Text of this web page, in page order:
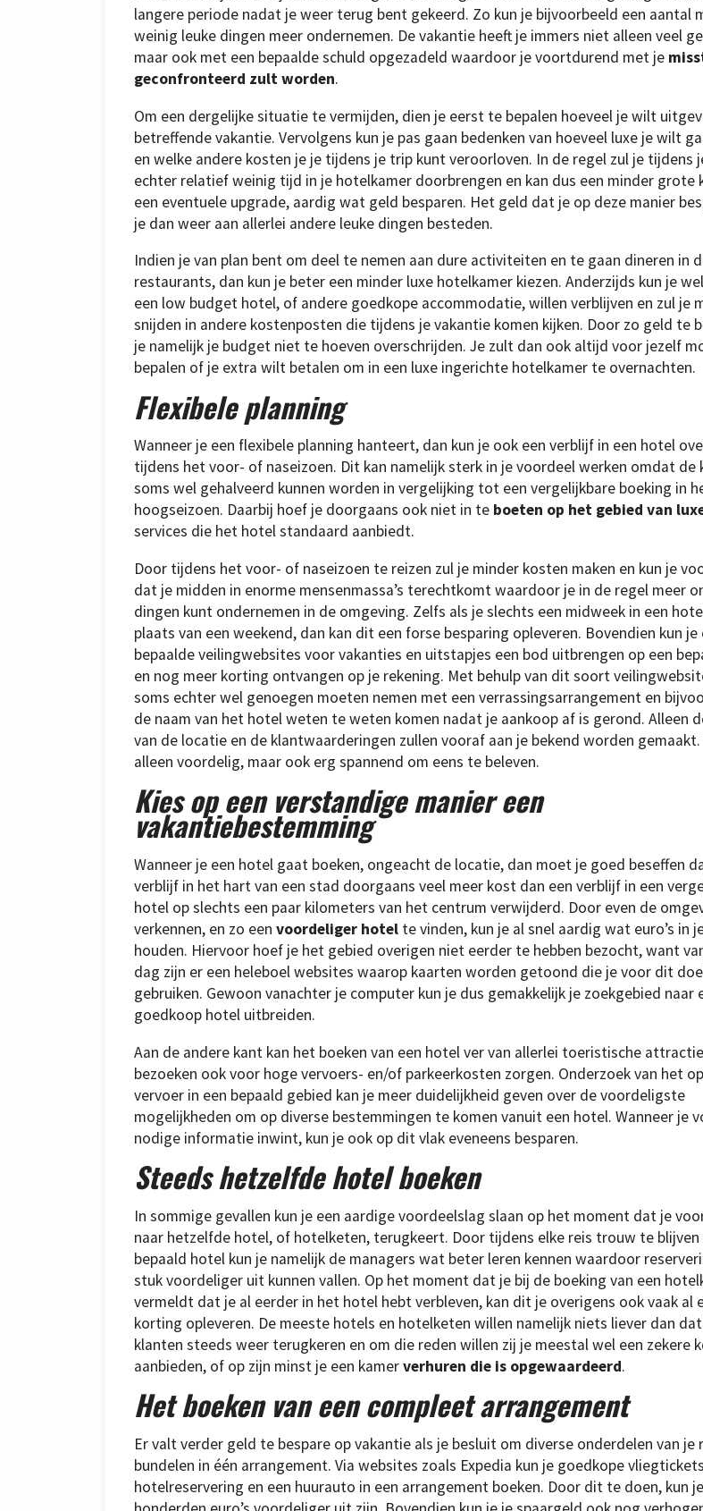
langere periode nadat je weer terug bent gekeerd. Zo kun je bijvoorbeeld een aantal
weinig leuke dingen meer ondernemen. De vakantie heeft je immers niet alleen veel
maar ook met een bepaalde schuld opgezadeld waardoor je voortdurend met je
geconfronteerd zult worden.
Om een dergelijke situatie te vermijden, dien je eerst te bepalen hoeveel je wilt
betreffende vakantie. Vervolgens kun je pas gaan bedenken van hoeveel luxe je wilt
en welke andere kosten je je tijdens je trip kunt veroorloven. In de regel zul je tijdens
echter relatief weinig tijd in je hotelkamer doorbrengen en kan dus een minder grote
een eventuele upgrade, aardig wat geld besparen. Het geld dat je op deze manier
je dan weer aan allerlei andere leuke dingen besteden.
Indien je van plan bent om deel te nemen aan dure activiteiten en te gaan dineren in
restaurants, dan kun je beter een minder luxe hotelkamer kiezen. Anderzijds kun je
een low budget hotel, of andere goedkope accommodatie, willen verblijven en zul je
snijden in andere kostenposten die tijdens je vakantie komen kijken. Door zo geld te
je namelijk je budget niet te hoeven overschrijden. Je zult dan ook altijd voor jezelf
bepalen of je extra wilt betalen om in een luxe ingerichte hotelkamer te overnachten.
Flexibele planning
Wanneer je een flexibele planning hanteert, dan kun je ook een verblijf in een hotel
tijdens het voor- of naseizoen. Dit kan namelijk sterk in je voordeel werken omdat de
soms wel gehalveerd kunnen worden in vergelijking tot een vergelijkbare boeking in
hoogseizoen. Daarbij hoef je doorgaans ook niet in te boeten op het gebied van
services die het hotel standaard aanbiedt.
Door tijdens het voor- of naseizoen te reizen zul je minder kosten maken en kun je
dat je midden in enorme mensenmassa’s terechtkomt waardoor je in de regel meer
dingen kunt ondernemen in de omgeving. Zelfs als je slechts een midweek in een
plaats van een weekend, dan kan dit een forse besparing opleveren. Bovendien kun je
bepaalde veilingwebsites voor vakanties en uitstapjes een bod uitbrengen op een
en nog meer korting ontvangen op je rekening. Met behulp van dit soort
soms echter wel genoegen moeten nemen met een verrassingsarrangement en
de naam van het hotel weten te weten komen nadat je aankoop af is gerond. Alleen
van de locatie en de klantwaarderingen zullen vooraf aan je bekend worden
alleen voordelig, maar ook erg spannend om eens te beleven.
Kies op een verstandige manier een
vakantiebestemming
Wanneer je een hotel gaat boeken, ongeacht de locatie, dan moet je goed beseffen
verblijf in het hart van een stad doorgaans veel meer kost dan een verblijf in een
hotel op slechts een paar kilometers van het centrum verwijderd. Door even de
verkennen, en zo een voordeliger hotel te vinden, kun je al snel aardig wat euro’s in
houden. Hiervoor hoef je het gebied overigen niet eerder te hebben bezocht, want
dag zijn er een heleboel websites waarop kaarten worden getoond die je voor dit
gebruiken. Gewoon vanachter je computer kun je dus gemakkelijk je zoekgebied naar
goedkoop hotel uitbreiden.
Aan de andere kant kan het boeken van een hotel ver van allerlei toeristische
bezoeken ook voor hoge vervoers- en/of parkeerkosten zorgen. Onderzoek van het
vervoer in een bepaald gebied kan je meer duidelijkheid geven over de voordeligste
mogelijkheden om op diverse bestemmingen te komen vanuit een hotel. Wanneer je
nodige informatie inwint, kun je ook op dit vlak eveneens besparen.
Steeds hetzelfde hotel boeken
In sommige gevallen kun je een aardige voordeelslag slaan op het moment dat je
naar hetzelfde hotel, of hotelketen, terugkeert. Door tijdens elke reis trouw te blijven
bepaald hotel kun je namelijk de managers wat beter leren kennen waardoor
stuk voordeliger uit kunnen vallen. Op het moment dat je bij de boeking van een
vermeldt dat je al eerder in het hotel hebt verbleven, kan dit je overigens ook vaak al
korting opleveren. De meeste hotels en hotelketen willen namelijk niets liever dan
klanten steeds weer terugkeren en om die reden willen zij je meestal wel een zekere
aanbieden, of op zijn minst je een kamerverhuren die is opgewaardeerd.
Het boeken van een compleet arrangement
Er valt verder geld te bespare op vakantie als je besluit om diverse onderdelen van je
bundelen in één arrangement. Via websites zoals Expedia kun je goedkope
hotelreservering en een huurauto in een arrangement boeken. Door dit te doen, kun